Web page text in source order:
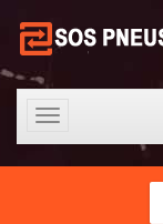
Toggle
navigation